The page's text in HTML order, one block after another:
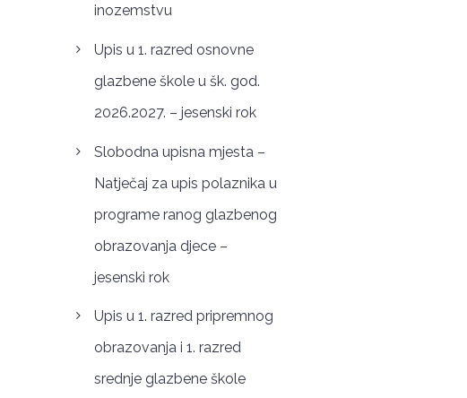
inozemstvu
Upis u 1. razred osnovne
glazbene škole u šk. god.
2026.2027. – jesenski rok
Slobodna upisna mjesta –
Natječaj za upis polaznika u
programe ranog glazbenog
obrazovanja djece –
jesenski rok
Upis u 1. razred pripremnog
obrazovanja i 1. razred
srednje glazbene škole